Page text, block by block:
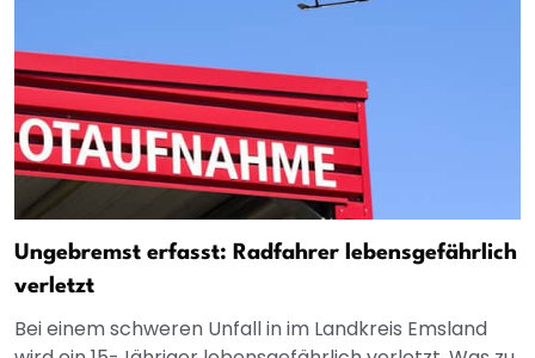
Ungebremst erfasst: Radfahrer lebensgefährlich
verletzt
Bei einem schweren Unfall in im Landkreis Emsland